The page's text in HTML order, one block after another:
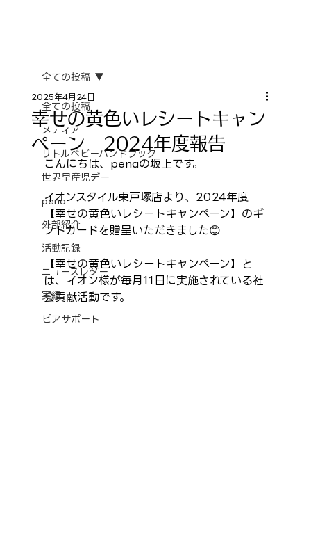
全ての投稿
メディア
リトルベビーハンドブック
世界早産児デー
pena
外部紹介
活動記録
ニュースレター
実績
ピアサポート
全ての投稿
幸せの黄色いレシートキャン
ペーン 2024年度報告
2025年4月24日
こんにちは、penaの坂上です。
イオンスタイル東戸塚店より、2024年度
【幸せの黄色いレシートキャンペーン】のギ
フトカードを贈呈いただきました😊
【幸せの黄色いレシートキャンペーン】と
は、イオン様が毎月11日に実施されている社
会貢献活動です。